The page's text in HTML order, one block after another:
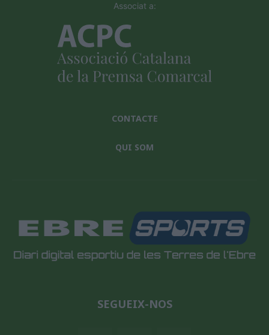
Associat a:
CONTACTE
QUI SOM
SEGUEIX-NOS